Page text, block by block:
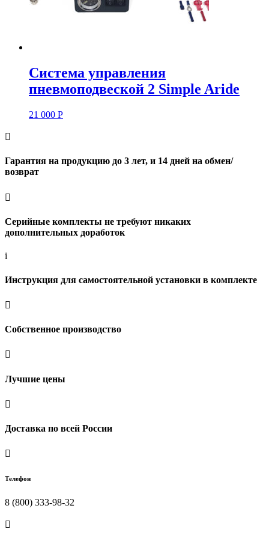
Система управления
пневмоподвеской 2 Simple Aride
21 000 Р

Гарантия на продукцию до 3 лет, и 14 дней на обмен/
возврат

Серийные комплекты не требуют никаких
дополнительных доработок
i
Инструкция для самостоятельной установки в комплекте

Собственное производство

Лучшие цены

Доставка по всей России

Телефон
8 (800) 333-98-32
